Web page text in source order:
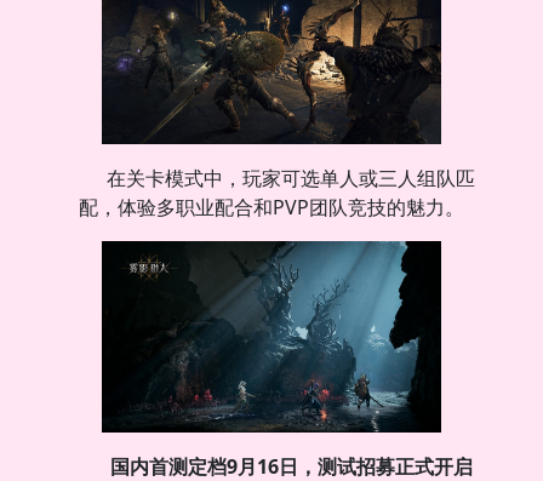
在关卡模式中，玩家可选单人或三人组队匹
配，体验多职业配合和PVP团队竞技的魅力。
国内首测定档9月16日，测试招募正式开启